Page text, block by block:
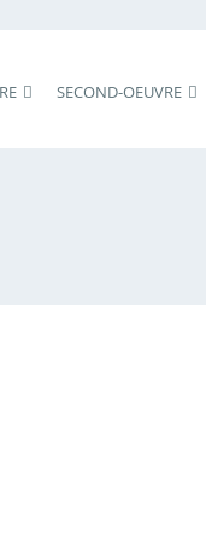
SECOND-OEUVRE